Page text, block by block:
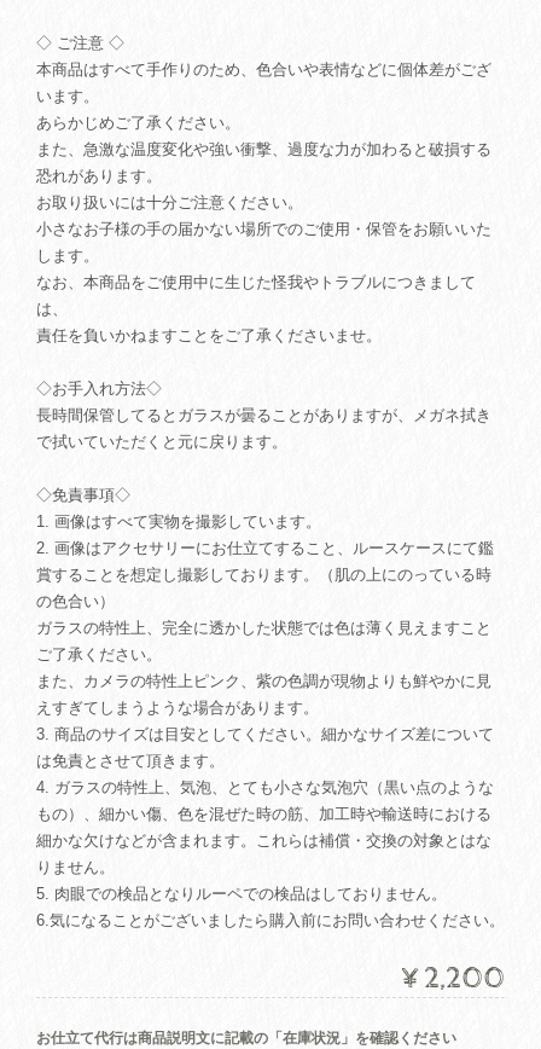
◇ ご注意 ◇
本商品はすべて手作りのため、色合いや表情などに個体差がござ
います。
あらかじめご了承ください。
また、急激な温度変化や強い衝撃、過度な力が加わると破損する
恐れがあります。
お取り扱いには十分ご注意ください。
小さなお子様の手の届かない場所でのご使用・保管をお願いいた
します。
なお、本商品をご使用中に生じた怪我やトラブルにつきまして
は、
責任を負いかねますことをご了承くださいませ。
◇お手入れ方法◇
長時間保管してるとガラスが曇ることがありますが、メガネ拭き
で拭いていただくと元に戻ります。
◇免責事項◇
1. 画像はすべて実物を撮影しています。
2. 画像はアクセサリーにお仕立てすること、ルースケースにて鑑
賞することを想定し撮影しております。（肌の上にのっている時
の色合い）
ガラスの特性上、完全に透かした状態では色は薄く見えますこと
ご了承ください。
また、カメラの特性上ピンク、紫の色調が現物よりも鮮やかに見
えすぎてしまうような場合があります。
3. 商品のサイズは目安としてください。細かなサイズ差について
は免責とさせて頂きます。
4. ガラスの特性上、気泡、とても小さな気泡穴（黒い点のような
もの）、細かい傷、色を混ぜた時の筋、加工時や輸送時における
細かな欠けなどが含まれます。これらは補償・交換の対象とはな
りません。
5. 肉眼での検品となりルーペでの検品はしておりません。
6.気になることがございましたら購入前にお問い合わせください。
¥2,200
お仕立て代行は商品説明文に記載の「在庫状況」を確認ください